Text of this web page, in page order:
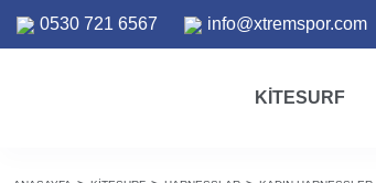
0530 721 6567 info@xtremspor.com
KITESURF